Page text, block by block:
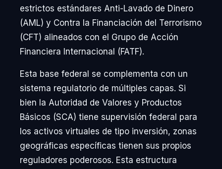
estrictos estándares Anti-Lavado de Dinero
(AML) y Contra la Financiación del Terrorismo
(CFT) alineados con el Grupo de Acción
Financiera Internacional (FATF).
Esta base federal se complementa con un
sistema regulatorio de múltiples capas. Si
bien la Autoridad de Valores y Productos
Básicos (SCA) tiene supervisión federal para
los activos virtuales de tipo inversión, zonas
geográficas específicas tienen sus propios
reguladores poderosos. Esta estructura